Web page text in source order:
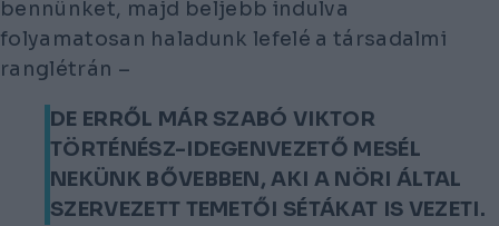
bennünket, majd beljebb indulva
folyamatosan haladunk lefelé a társadalmi
ranglétrán –
DE ERRŐL MÁR SZABÓ VIKTOR
TÖRTÉNÉSZ-IDEGENVEZETŐ MESÉL
NEKÜNK BŐVEBBEN, AKI A NÖRI ÁLTAL
SZERVEZETT TEMETŐI SÉTÁKAT IS VEZETI.